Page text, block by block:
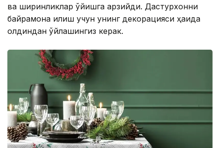
ва ширинликлар қўйишга арзийди. Дастурхонни
байрамона қилиш учун унинг декорацияси ҳақида
олдиндан ўйлашингиз керак.